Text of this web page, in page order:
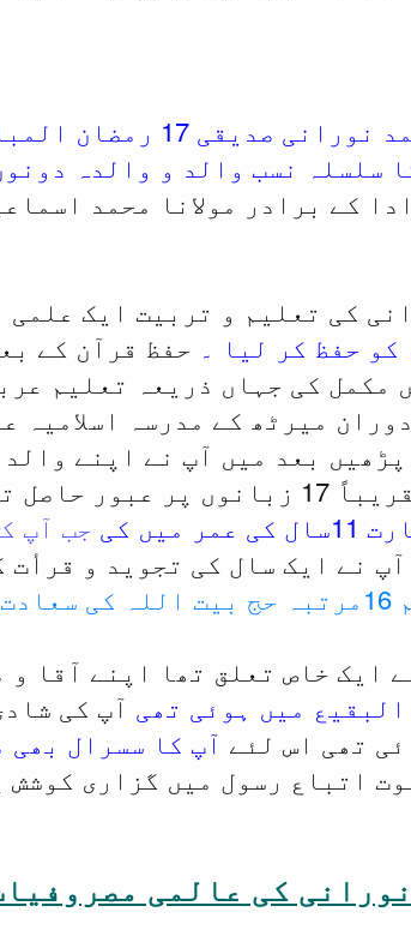
سلسلہ نسب والد و والدہ
کے برادر مولانا محمد
کی تعلیم و تربیت ایک
حفظ کر لیا ۔ حفظ قرآن کے
مکمل کی جہاں ذریعہ تعلیم
میرٹھ کے مدرسہ اسلامیہ
بعد میں آپ نے اپنے
احمد نورانی نے
کی
جب آپ
نے ایک سال کی تجوید و قرأت
ایک خاص تعلق تھا اپنے آقا و
میں ہوئی تھی آپ کی
تھی اس لئے آپ کا سسرال بھی
اتباع رسول میں گزاری
کی عالمی